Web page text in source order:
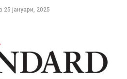
25 јануари, 2025